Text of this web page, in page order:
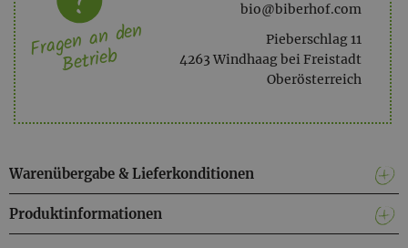
bio@biberhof.com
Pieberschlag 11
4263 Windhaag bei Freistadt
Oberösterreich
Fragen an den
Betrieb
Warenübergabe & Lieferkonditionen
Produktinformationen